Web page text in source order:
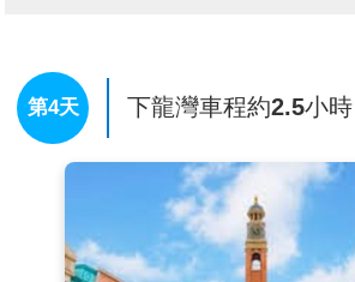
止！在下龍灣坐船遊覽可以把這宏偉
眼底，坐著船在島與島之間來往參觀
島嶼都有不同的形狀，像一座天然的
幽暗的山洞有很多神話故事傳說的地
【海鮮風味餐】，途
海灣漁民購買新鮮海產，邊欣賞美
鮮、別有一番風味！非常過癮。約下
店體驗悠閒的渡假情趣。
第4天 下龍灣車程約2.5小